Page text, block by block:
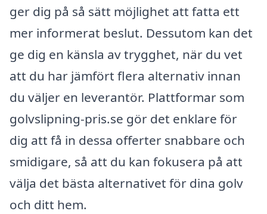
ger dig på så sätt möjlighet att fatta ett
mer informerat beslut. Dessutom kan det
ge dig en känsla av trygghet, när du vet
att du har jämfört flera alternativ innan
du väljer en leverantör. Plattformar som
golvslipning-pris.se gör det enklare för
dig att få in dessa offerter snabbare och
smidigare, så att du kan fokusera på att
välja det bästa alternativet för dina golv
och ditt hem.